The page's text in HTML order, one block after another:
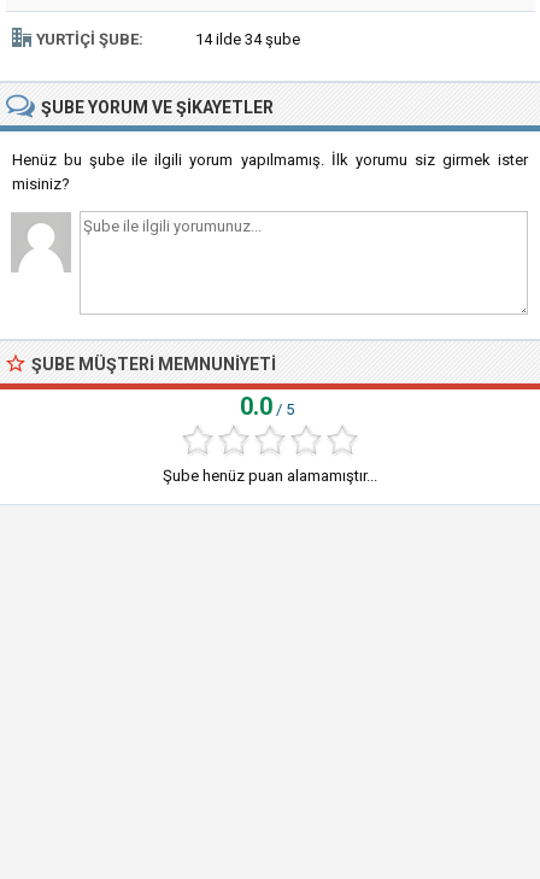
YURTIÇI ŞUBE: 14 ilde 34 şube
ŞUBEYORUM VE ŞIKAYETLER
Henüz bu şube ile ilgili yorum yapılmamış. İlk yorumu siz girmek ister
misiniz?
ŞUBE MÜŞTERI MEMNUNIYETI
0.0 / 5
Şube henüz puan alamamıştır...